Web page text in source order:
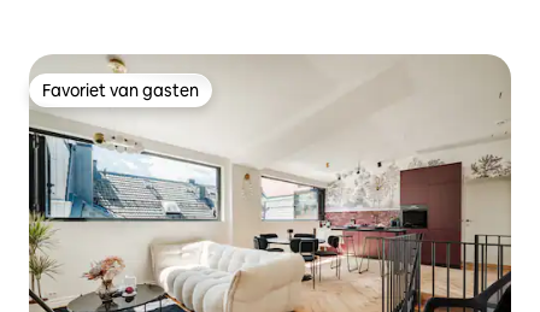
Favoriet van gasten
Favoriet van gasten